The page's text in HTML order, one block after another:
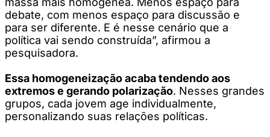
debate, com menos espaço para discussão e
para ser diferente. E é nesse cenário que a
política vai sendo construída”, afirmou a
pesquisadora.
Essa homogeneização acaba tendendo aos
extremos e gerando polarização. Nesses grandes
grupos, cada jovem age individualmente,
personalizando suas relações políticas.